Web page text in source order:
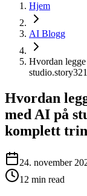
Hjem
AI Blogg
Hvordan
Hvordan
med AI på
komplett
24. november
12 min read